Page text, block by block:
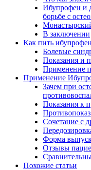
Ибупрофен и
борьбе с
В заключении
Как пить
Болевые
Показания и
Применение
Применение
Зачем при
Показания к
Сочетание с
Форма
Отзывы
Похожие статьи